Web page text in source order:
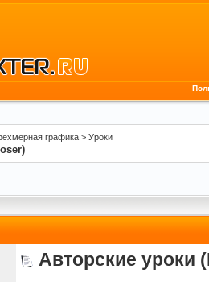
графика > Уроки
Авторские уроки